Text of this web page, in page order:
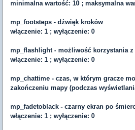
minimalna wartość: 10 ; maksymalna
mp_footsteps - dźwięk kroków
włączenie: 1 ; wyłączenie: 0
mp_flashlight - możliwość korzystania z
włączenie: 1 ; wyłączenie: 0
mp_chattime - czas, w którym gracze
zakończeniu mapy (podczas
mp_fadetoblack - czarny ekran po
włączenie: 1 ; wyłączenie: 0